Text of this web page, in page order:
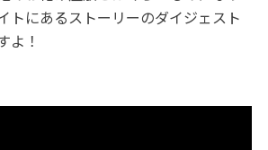
トにあるストーリーのダイジェスト
よ！